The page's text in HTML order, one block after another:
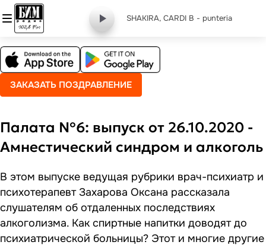
SHAKIRA, CARDI B - punteria
ЗАКАЗАТЬ ПОЗДРАВЛЕНИЕ
Палата №6: выпуск от 26.10.2020 -
Амнестический синдром и алкоголь
В этом выпуске ведущая рубрики врач-психиатр и
психотерапевт Захарова Оксана рассказала
слушателям об отдаленных последствиях
алкоголизма. Как спиртные напитки доводят до
психиатрической больницы? Этот и многие другие